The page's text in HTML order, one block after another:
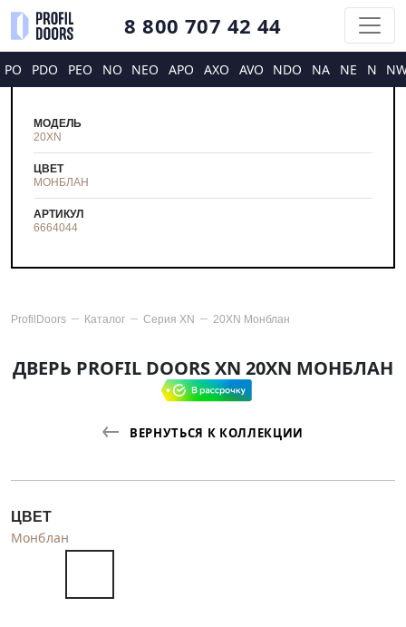
8 800 707 42 44
PO PDO PEO NO NEO APO AXO AVO NDO NA NE N
МОДЕЛЬ
20XN
ЦВЕТ
МОНБЛАН
АРТИКУЛ
6664044
ProfilDoors Каталог Серия XN 20XN Монблан
ДВЕРЬ PROFIL DOORS XN 20XN МОНБЛАН
ВЕРНУТЬСЯ К КОЛЛЕКЦИИ
ЦВЕТ
Монблан